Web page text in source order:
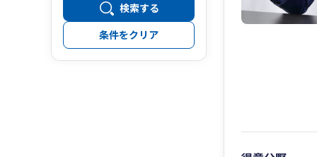
検索する
条件をクリア